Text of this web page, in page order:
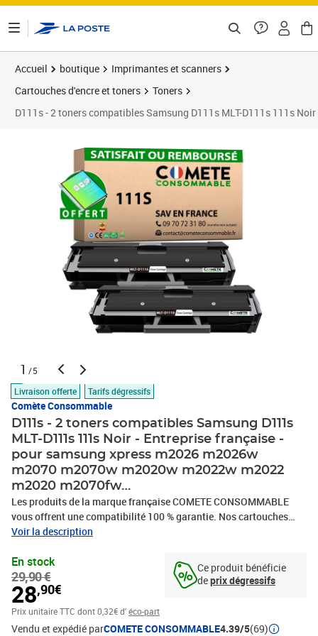
Accueil boutique
Imprimantes et scanners
Cartouches d'encre et toners
Toners
D111s - 2 toners compatibles Samsung D111s MLT-D111s 111s
1 /5
Livraison offerte
Tarifs dégressifs
Comète Consommable
D111s - 2 toners compatibles Samsung D111s
MLT-D111s 111s Noir - Entreprise française -
pour samsung xpress m2026 m2026w
m2070 m2070w m2020w m2022w m2022
m2020 m2070fw…
Les produits de la marque française COMETE CONSOMMABLE
vous offrent une compatibilité 100 % garantie. Nos cartouches
d’encre, Toners et rubans compatibles sont économiques et de
français, dont certains modèles sont fabriqués en France,
contribuant ainsi à la relocalisation de la production dans le pays.
Nos cartouches d’encre, toners ou rubans se substituent
parfaitement aux consommables d'origine de votre imprimante,
télécopieur ou photocopieur, quelque que soit la marque HP,
Voir la description
En stock
29,90 €
28,90€
Prix unitaire TTC dont 0,32€ d'éco-part
Vendu et expédié parCOMETE CONSOMMABLE4.39/5(69)
Ce produit bénéficie
deprix dégressifs